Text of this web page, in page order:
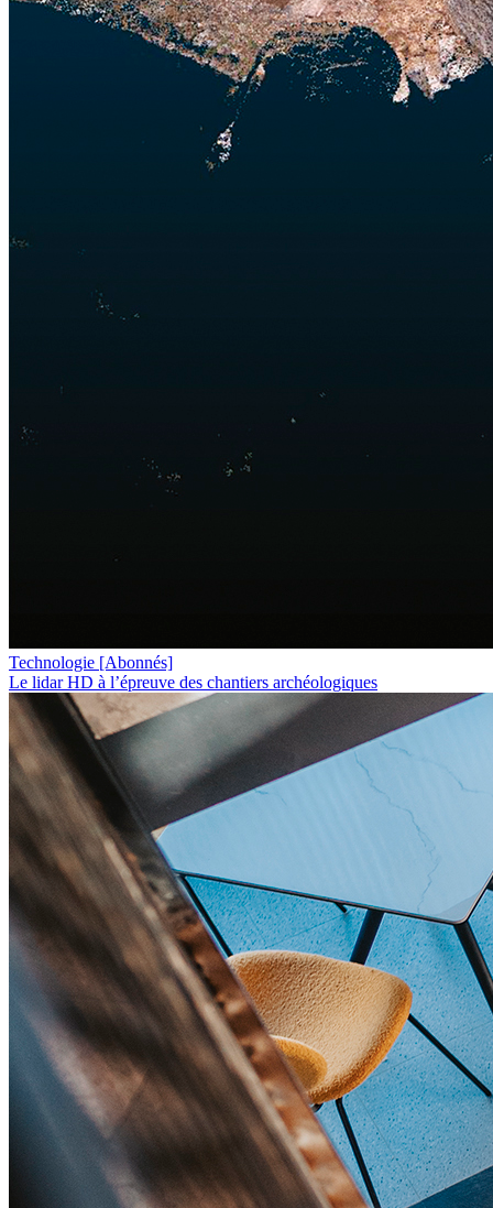
Technologie [Abonnés]
Le lidar HD à l’épreuve des chantiers archéologiques